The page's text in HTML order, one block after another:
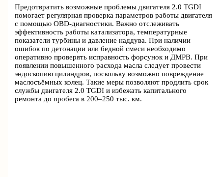
Предотвратить возможные проблемы двигателя 2.0 TGDI
помогает регулярная проверка параметров работы двигателя
с помощью OBD-диагностики. Важно отслеживать
эффективность работы катализатора, температурные
показатели турбины и давление наддува. При наличии
ошибок по детонации или бедной смеси необходимо
оперативно проверять исправность форсунок и ДМРВ. При
появлении повышенного расхода масла следует провести
эндоскопию цилиндров, поскольку возможно повреждение
маслосъёмных колец. Такие меры позволяют продлить срок
службы двигателя 2.0 TGDI и избежать капитального
ремонта до пробега в 200–250 тыс. км.